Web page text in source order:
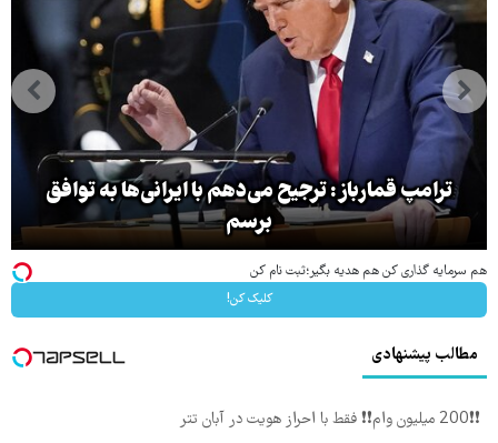
ترامپ قمارباز: ترجیح می‌دهم با ایرانی‌ها به توافق
برسم
هم سرمایه گذاری کن هم هدیه بگیر؛ثبت نام کن
کلیک کن!
مطالب پیشنهادی
❗❗200 میلیون وام❗❗ فقط با احراز هویت در آبان تتر